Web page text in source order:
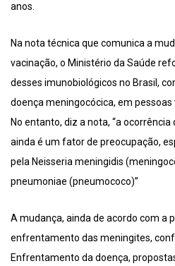
anos.
Na nota técnica que comunica a
vacinação, o Ministério da Saúde
desses imunobiológicos no Brasil,
doença meningocócica, em pessoas
No entanto, diz a nota, “a
ainda é um fator de preocupação,
pela Neisseria meningidis
pneumoniae (pneumococo)”
A mudança, ainda de acordo com a
enfrentamento das meningites,
Enfrentamento da doença,